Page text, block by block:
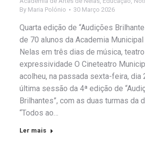
By Maria Polónio 30 Março 2026
Quarta edição de “Audições
de 70 alunos da Academia
Nelas em três dias de música,
expressividade O Cineteatro
acolheu, na passada sexta-feira, dia
última sessão da 4ª edição de
Brilhantes”, com as duas turmas da
“Todos ao…
Ler mais